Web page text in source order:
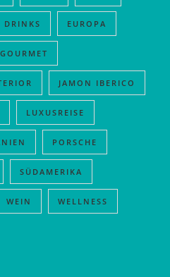
DRINKS EUROPA
GOURMET
JAMON IBERICO
LUXUSREISE
PORSCHE
SÜDAMERIKA
WEIN WELLNESS